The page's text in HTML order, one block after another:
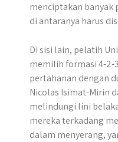
menciptakan banyak
di antaranya harus
Di sisi lain, pelatih
memilih formasi 4-2-
pertahanan dengan
Nicolas Isimat-Mirin
melindungi lini
mereka terkadang
dalam menyerang,